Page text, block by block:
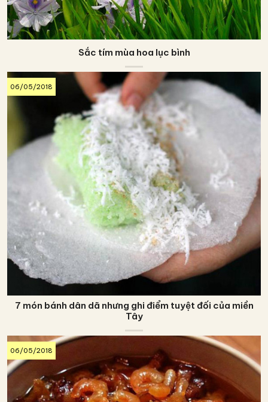
Sắc tím mùa hoa lục bình
06/05/2018
7 món bánh dân dã nhưng ghi điểm tuyệt đối của miền
Tây
06/05/2018